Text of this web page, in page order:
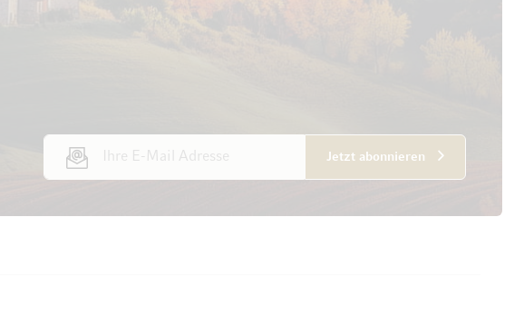
E-Mail Adresse
Jetzt abonnieren